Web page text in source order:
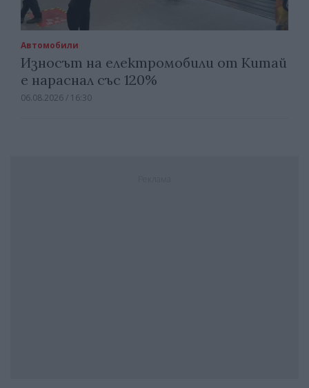
Автомобили
Износът на електромобили от Китай
е нараснал със 120%
06.08.2026 / 16:30